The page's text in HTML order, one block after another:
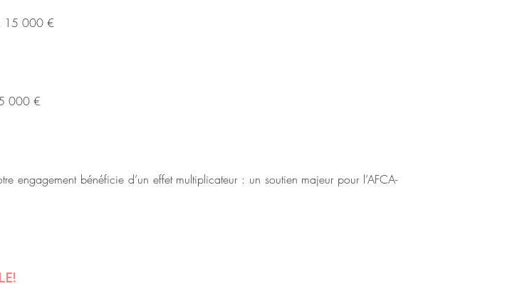
: 15 000 €
000 €
engagement bénéficie d’un effet multiplicateur : un soutien majeur pour l’AFCA-